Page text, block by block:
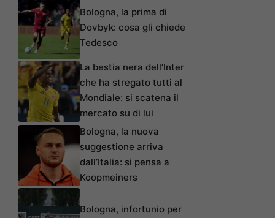
Bologna, la prima di
Dovbyk: cosa gli chiede
Tedesco
La bestia nera dell’Inter
che ha stregato tutti al
Mondiale: si scatena il
mercato su di lui
Bologna, la nuova
suggestione arriva
dall’Italia: si pensa a
Koopmeiners
Bologna, infortunio per